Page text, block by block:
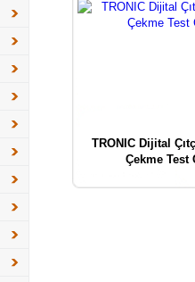
TRONIC Dijital
Çekme Test